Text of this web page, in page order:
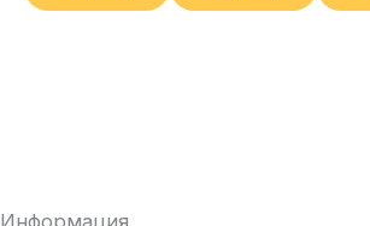
Информация